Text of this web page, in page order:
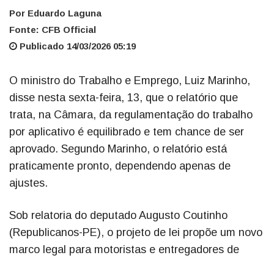
Por Eduardo Laguna
Fonte: CFB Official
Publicado 14/03/2026 05:19
O ministro do Trabalho e Emprego, Luiz Marinho,
disse nesta sexta-feira, 13, que o relatório que
trata, na Câmara, da regulamentação do trabalho
por aplicativo é equilibrado e tem chance de ser
aprovado. Segundo Marinho, o relatório está
praticamente pronto, dependendo apenas de
ajustes.
Sob relatoria do deputado Augusto Coutinho
(Republicanos-PE), o projeto de lei propõe um novo
marco legal para motoristas e entregadores de